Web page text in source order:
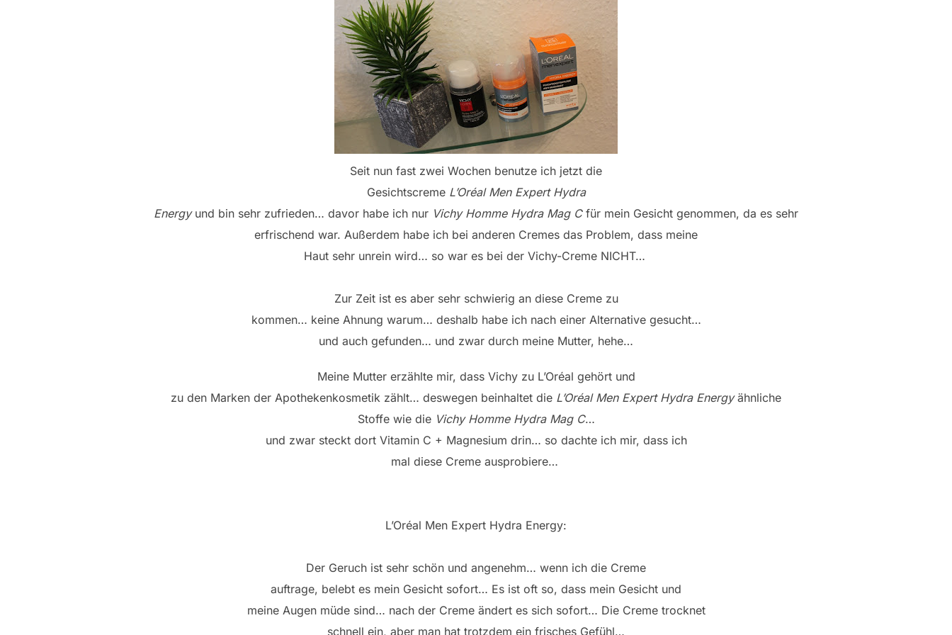
Seit nun fast zwei Wochen benutze ich jetzt die
Gesichtscreme L’Oréal Men Expert Hydra
Energyund bin sehr zufrieden… davor habe ich nur Vichy Homme Hydra Mag Cfür mein Gesicht genommen, da es sehr
erfrischend war. Außerdem habe ich bei anderen Cremes das Problem, dass meine
Haut sehr unrein wird… so war es bei der Vichy-Creme NICHT…
Zur Zeit ist es aber sehr schwierig an diese Creme zu
kommen… keine Ahnung warum… deshalb habe ich nach einer Alternative gesucht…
und auch gefunden… und zwar durch meine Mutter, hehe…
Meine Mutter erzählte mir, dass Vichy zu L’Oréal gehört und
zu den Marken der Apothekenkosmetik zählt… deswegen beinhaltet die L’Oréal Men Expert Hydra Energyähnliche
Stoffe wie die Vichy Homme Hydra Mag C…
und zwar steckt dort Vitamin C + Magnesium drin… so dachte ich mir, dass ich
mal diese Creme ausprobiere…
L’Oréal Men Expert Hydra Energy:
Der Geruch ist sehr schön und angenehm… wenn ich die Creme
auftrage, belebt es mein Gesicht sofort… Es ist oft so, dass mein Gesicht und
meine Augen müde sind… nach der Creme ändert es sich sofort… Die Creme trocknet
schnell ein, aber man hat trotzdem ein frisches Gefühl…